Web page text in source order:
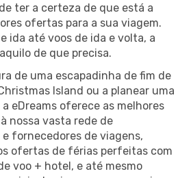
ter a certeza de que está a
ofertas para a sua viagem.
ida até voos de ida e volta, a
de que precisa.
de uma escapadinha de fim de
Island ou a planear uma
eDreams oferece as melhores
nossa vasta rede de
fornecedores de viagens,
ofertas de férias perfeitas com
voo + hotel, e até mesmo